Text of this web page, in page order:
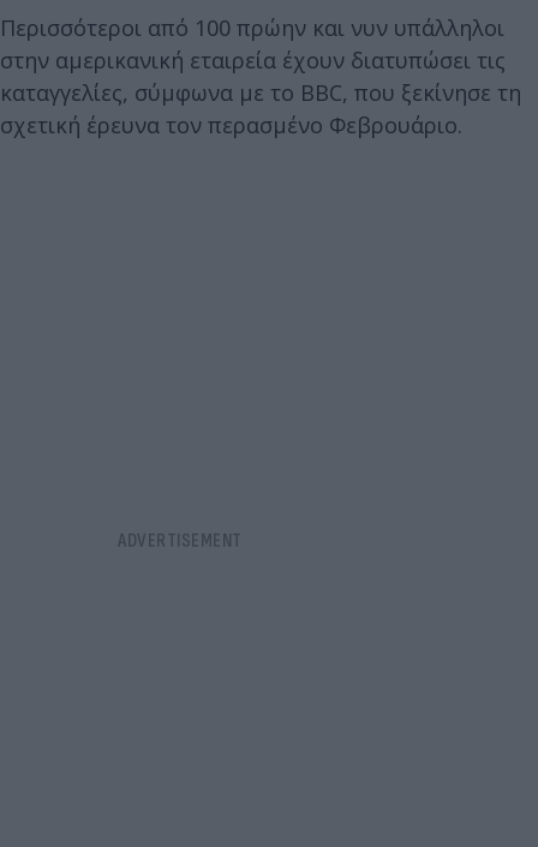
Περισσότεροι από 100 πρώην και νυν υπάλληλοι
στην αμερικανική εταιρεία έχουν διατυπώσει τις
καταγγελίες, σύμφωνα με το BBC, που ξεκίνησε τη
σχετική έρευνα τον περασμένο Φεβρουάριο.